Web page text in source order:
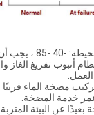
1. درجة حرارة
أنبوب تفريغ الغاز
مضخة الماء
خدمة المضخة.
عن البيئة